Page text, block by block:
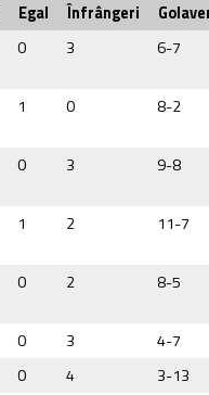
Egal Înfrângeri
0 3 6-7
1 0 8-2
0 3 9-8
1 2 11-7
0 2 8-5
0 3
4-7
0 4 3-13